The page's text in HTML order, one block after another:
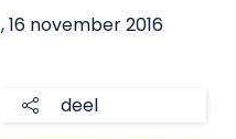
, 16 november 2016
deel